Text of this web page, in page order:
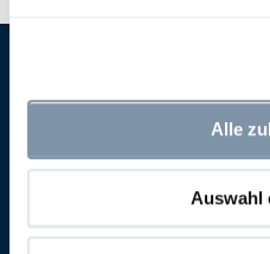
Alle
Auswahl
Anna von Mangoldt GmbH &
Speckgraben 19